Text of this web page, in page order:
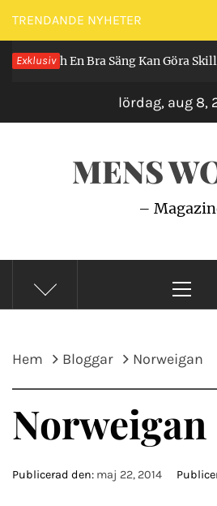
Hoppa
till
innehåll
TRENDANDE NYHETER
Exklusiv
En Bra Säng Kan Göra Skillnad
lördag, aug 8,
MENS
–
meny
Hem Bloggar Norweigan
Norweigan
Publicerad den: maj 22, 2014